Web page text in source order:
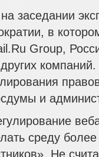
заседании
в
Group,
и
среду
Не